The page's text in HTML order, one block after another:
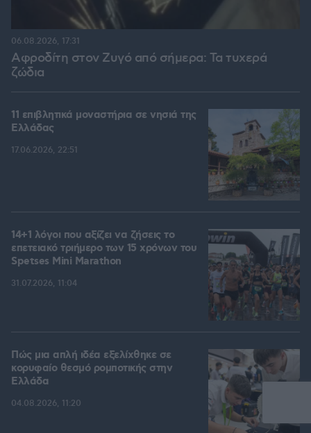
Αφροδίτη στον Ζυγό από σήμερα: Τα τυχερά
ζώδια
06.08.2026, 17:31
11 επιβλητικά μοναστήρια σε νησιά της
Ελλάδας
17.06.2026, 22:51
14+1 λόγοι που αξίζει να ζήσεις το
επετειακό τριήμερο των 15 χρόνων του
Spetses Mini Marathon
31.07.2026, 11:04
Πώς μια απλή ιδέα εξελίχθηκε σε
κορυφαίο θεσμό ρομποτικής στην
Ελλάδα
04.08.2026, 11:20